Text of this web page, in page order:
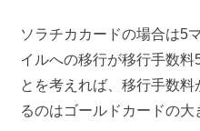
ソラチカカードの場合は5
イルへの移行が移行手数料
とを考えれば、移行手数
るのはゴールドカードの大